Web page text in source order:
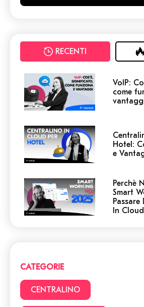
RECENTI
VoIP:
come
Hotel:
e
Perchè
Smart
In Cloud
CATEGORIE
CENTRALINO